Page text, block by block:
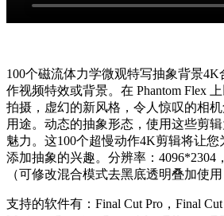
100个磁流体力学微观特写抽象背景4K
作视频特效或背景。在 Phantom Flex
拍摄，虚幻的新风格，令人惊叹的相
用途。动态的抽象形态，使用这些剪
魅力。这100个超慢动作4K剪辑将让
添加抽象的兴趣。分辨率：4096*2304
（可修改混合模式去黑底透明叠加使用
支持的软件有：Final Cut Pro，Final